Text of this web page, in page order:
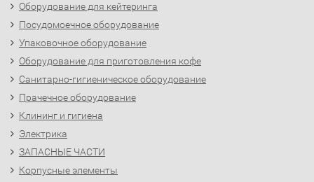
Оборудование для кейтеринга
Посудомоечное оборудование
Упаковочное оборудование
Оборудование для приготовления кофе
Санитарно-гигиеническое оборудование
Прачечное оборудование
Клининг и гигиена
Электрика
ЗАПАСНЫЕ ЧАСТИ
Корпусные элементы